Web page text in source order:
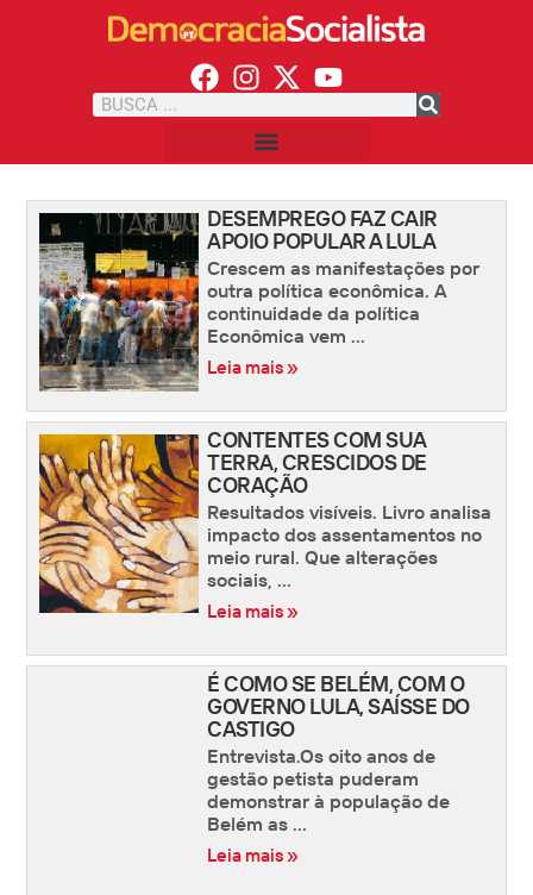
DESEMPREGO FAZ CAIR
APOIO POPULAR A LULA
Crescem as manifestações por
outra política econômica. A
continuidade da política
Econômica vem ...
Leia mais »
CONTENTES COM SUA
TERRA, CRESCIDOS DE
CORAÇÃO
Resultados visíveis. Livro analisa
impacto dos assentamentos no
meio rural. Que alterações
sociais, ...
Leia mais »
É COMO SE BELÉM, COM O
GOVERNO LULA, SAÍSSE DO
CASTIGO
Entrevista.Os oito anos de
gestão petista puderam
demonstrar à população de
Belém as ...
Leia mais »